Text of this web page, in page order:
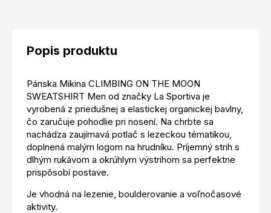
Popis produktu
Pánska Mikina CLIMBING ON THE MOON
SWEATSHIRT Men od značky La Sportiva je
vyrobená z priedušnej a elastickej organickej bavlny,
čo zaručuje pohodlie pri nosení. Na chrbte sa
nachádza zaujímavá potlač s lezeckou tématikou,
doplnená malým logom na hrudníku. Príjemný strih s
dlhým rukávom a okrúhlym výstrihom sa perfektne
prispôsobí postave.
Je vhodná na lezenie, boulderovanie a voľnočasové
aktivity.